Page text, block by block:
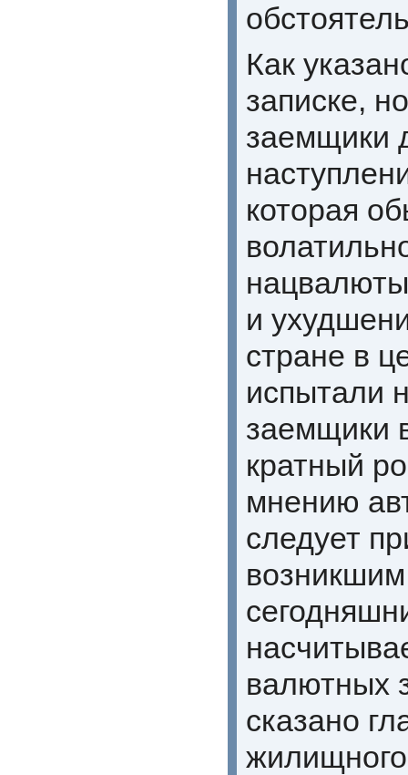
Как
записке,
заемщики
которая
и
стране в
испытали
заемщики
кратный
мнению
следует
валютных
сказано